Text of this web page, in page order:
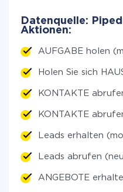
Datenquelle:
Aktionen:
AUFGABE holen
Holen Sie sich
KONTAKTE
KONTAKTE
Leads erhalten
Leads abrufen
ANGEBOTE